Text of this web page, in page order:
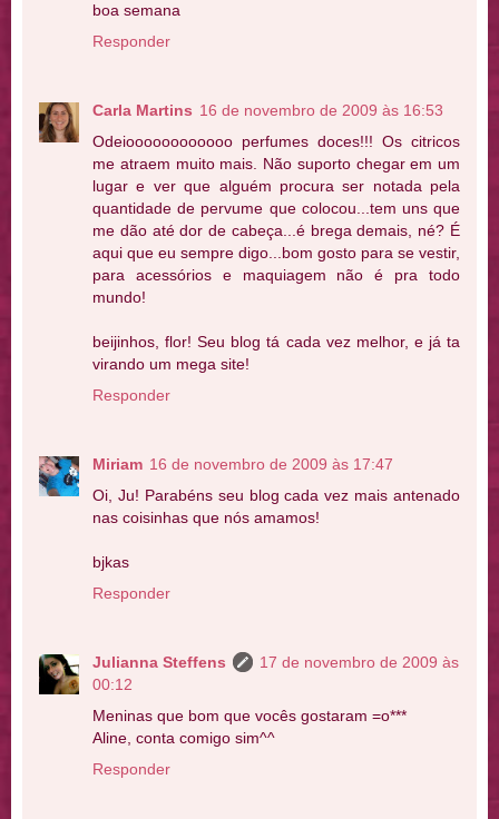
boa semana
Responder
Carla Martins 16 de novembro de 2009 às 16:53
Odeioooooooooooo perfumes doces!!! Os citricos
me atraem muito mais. Não suporto chegar em um
lugar e ver que alguém procura ser notada pela
quantidade de pervume que colocou...tem uns que
me dão até dor de cabeça...é brega demais, né? É
aqui que eu sempre digo...bom gosto para se vestir,
para acessórios e maquiagem não é pra todo
mundo!
beijinhos, flor! Seu blog tá cada vez melhor, e já ta
virando um mega site!
Responder
Miriam 16 de novembro de 2009 às 17:47
Oi, Ju! Parabéns seu blog cada vez mais antenado
nas coisinhas que nós amamos!
bjkas
Responder
Julianna Steffens
17 de novembro de 2009 às
00:12
Meninas que bom que vocês gostaram =o***
Aline, conta comigo sim^^
Responder